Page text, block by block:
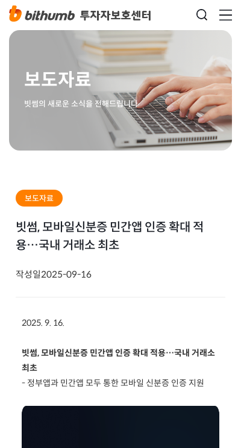
보도자료
빗썸의 새로운 소식을 전해드립니다
보도자료
빗썸, 모바일신분증 민간앱 인증 확대 적
용…국내 거래소 최초
작성일2025-09-16
2025. 9. 16.
빗썸, 모바일신분증 민간앱 인증 확대 적용…국내 거래소
최초
- 정부앱과 민간앱 모두 통한 모바일 신분증 인증 지원